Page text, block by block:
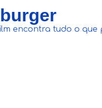
encontra tudo o que